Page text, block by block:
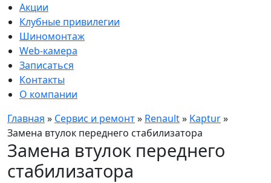
Акции
Клубные привилегии
Шиномонтаж
Web-камера
Записаться
Контакты
О компании
Главная » Сервис и ремонт» Renault» Kaptur»
Замена втулок переднего стабилизатора
Замена втулок переднего
стабилизатора